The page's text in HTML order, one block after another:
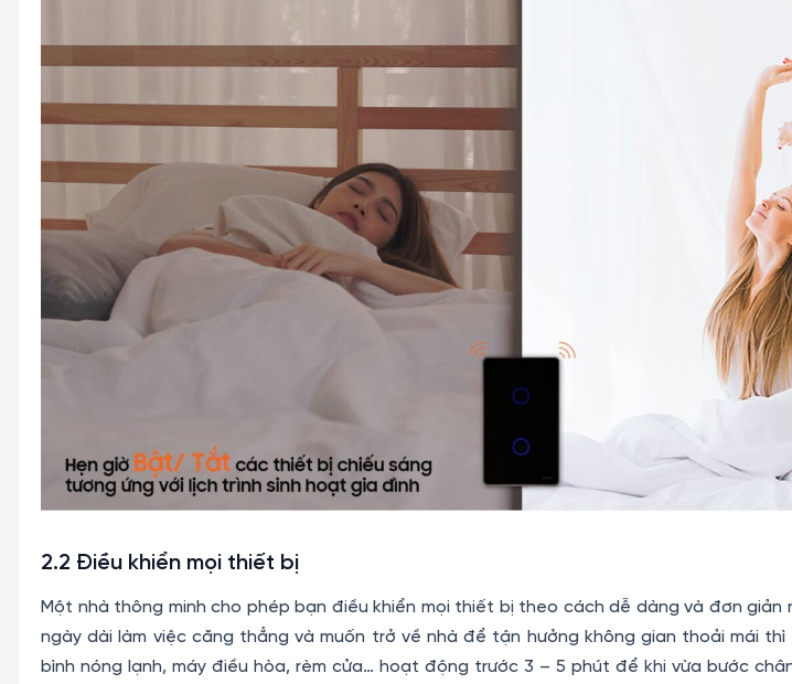
2.2 Điều khiển mọi thiết bị
Một nhà thông minh cho phép bạn điều khiển mọi thiết bị theo cách dễ dàng và đơn giản
ngày dài làm việc căng thẳng và muốn trở về nhà để tận hưởng không gian thoải mái
bình nóng lạnh, máy điều hòa, rèm cửa… hoạt động trước 3 – 5 phút để khi vừa bước